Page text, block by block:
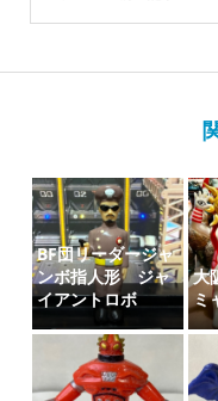
BF団リーダージャ
ンボ指人形 ジャ
イアントロボ
大
ミ